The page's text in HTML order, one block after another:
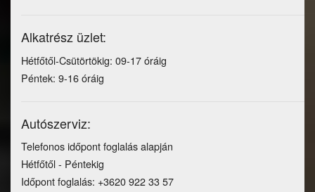
Alkatrész üzlet:
Hétfőtől-Csütörtökig: 09-17 óráig
Péntek: 9-16 óráig
Autószerviz:
Telefonos időpont foglalás alapján
Hétfőtől - Péntekig
Időpont foglalás: +3620 922 33 57